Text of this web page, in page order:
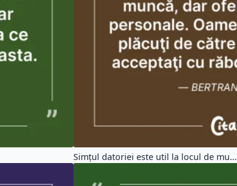
Simţul datoriei este util la locul de mu...